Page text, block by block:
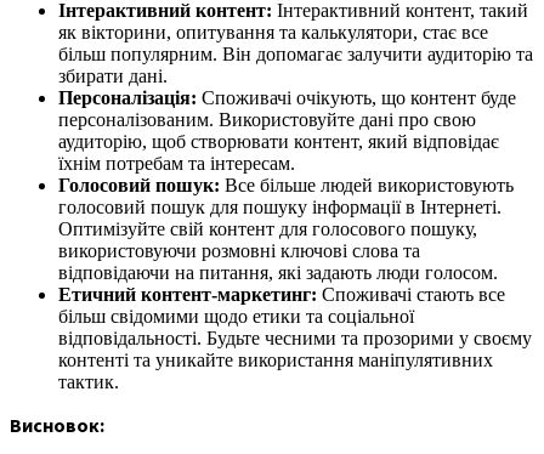
Інтерактивний контент: Інтерактивний контент, такий
як вікторини, опитування та калькулятори, стає все
більш популярним. Він допомагає залучити аудиторію та
збирати дані.
Персоналізація: Споживачі очікують, що контент буде
персоналізованим. Використовуйте дані про свою
аудиторію, щоб створювати контент, який відповідає
їхнім потребам та інтересам.
Голосовий пошук: Все більше людей використовують
голосовий пошук для пошуку інформації в Інтернеті.
Оптимізуйте свій контент для голосового пошуку,
використовуючи розмовні ключові слова та
відповідаючи на питання, які задають люди голосом.
Етичний контент-маркетинг: Споживачі стають все
більш свідомими щодо етики та соціальної
відповідальності. Будьте чесними та прозорими у своєму
контенті та уникайте використання маніпулятивних
тактик.
Висновок: